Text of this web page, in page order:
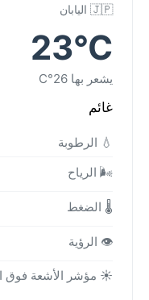
🇯🇵 اليابان
23°C
يشعر بها 26°C
غائم
💧 الرطوبة
🌬️ الرياح
🌡️ الضغط
👁️ الرؤية
☀️ مؤشر الأشعة فوق